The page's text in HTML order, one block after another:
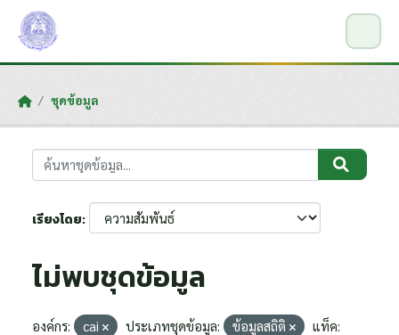
Skip to main content
ชุดข้อมูล
เรียงโดย
ไม่พบชุดข้อมูล
องค์กร: cai ประเภทชุดข้อมูล: ข้อมูลสถิติ
แท็ค: